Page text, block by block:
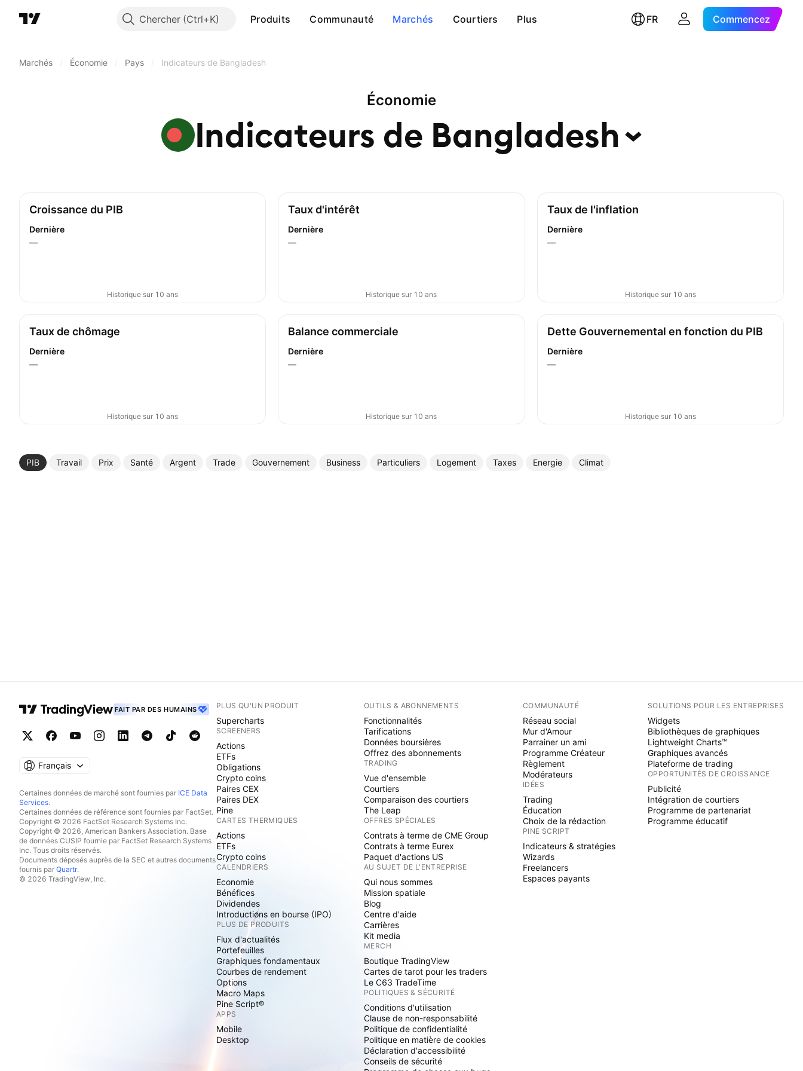
Chercher Produits Communauté Marchés Courtiers Plus FR Commencez
Marchés Économie Pays Indicateurs de Bangladesh
Économie
Indicateurs de Bangladesh
Croissance du PIB
Dernière
—
Historique sur 10 ans
Taux d'intérêt
Dernière
—
Historique sur 10 ans
Taux de l'inflation
Dernière
—
Historique sur 10 ans
Taux de chômage
Dernière
—
Historique sur 10 ans
Balance commerciale
Dernière
—
Historique sur 10 ans
Dette Gouvernemental en fonction du PIB
Dernière
—
Historique sur 10 ans
PIB Travail Prix Santé Argent Trade Gouvernement Business Particuliers Logement Taxes Energie Climat
Plus
FAIT PAR DES HUMAINS
Français
Certaines données de marché sont fournies par ICE Data
Services.
Certaines données de référence sont fournies par FactSet.
Copyright © 2026 FactSet Research Systems Inc.
Copyright © 2026, American Bankers Association. Base
de données CUSIP fournie par FactSet Research Systems
Inc. Tous droits réservés.
Documents déposés auprès de la SEC et autres documents
fournis par Quartr.
© 2026 TradingView, Inc.
PLUS QU'UN PRODUIT
Supercharts
SCREENERS
Actions
ETFs
Obligations
Crypto coins
Paires CEX
Paires DEX
Pine
CARTES THERMIQUES
Actions
ETFs
Crypto coins
CALENDRIERS
Economie
Bénéfices
Dividendes
Introductions en bourse (IPO)
PLUS DE PRODUITS
Flux d'actualités
Portefeuilles
Graphiques fondamentaux
Courbes de rendement
Options
Macro Maps
Pine Script®
APPS
Mobile
Desktop
OUTILS & ABONNEMENTS
Fonctionnalités
Tarifications
Données boursières
Offrez des abonnements
TRADING
Vue d'ensemble
Courtiers
Comparaison des courtiers
The Leap
OFFRES SPÉCIALES
Contrats à terme de CME Group
Contrats à terme Eurex
Paquet d'actions US
AU SUJET DE L'ENTREPRISE
Qui nous sommes
Mission spatiale
Blog
Centre d'aide
Carrières
Kit media
MERCH
Boutique TradingView
Cartes de tarot pour les traders
Le C63 TradeTime
POLITIQUES & SÉCURITÉ
Conditions d'utilisation
Clause de non-responsabilité
Politique de confidentialité
Politique en matière de cookies
Déclaration d'accessibilité
Conseils de sécurité
COMMUNAUTÉ
Réseau social
Mur d'Amour
Parrainer un ami
Programme Créateur
Règlement
Modérateurs
IDÉES
Trading
Éducation
Choix de la rédaction
PINE SCRIPT
Indicateurs & stratégies
Wizards
Freelancers
Espaces payants
SOLUTIONS POUR LES ENTREPRISES
Widgets
Bibliothèques de graphiques
Lightweight Charts™
Graphiques avancés
Plateforme de trading
OPPORTUNITÉS DE CROISSANCE
Publicité
Intégration de courtiers
Programme de partenariat
Programme éducatif